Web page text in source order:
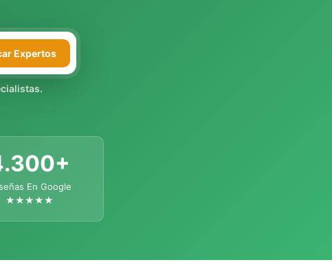
Expertos
En Google
★★★★★